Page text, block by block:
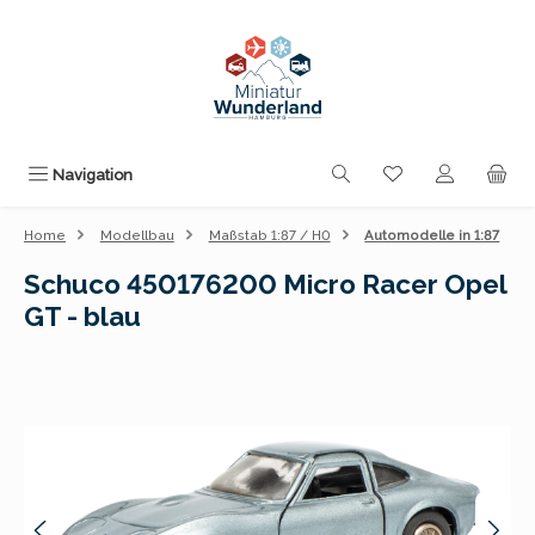
Navigation Du hast 0
Home Modellbau Maßstab 1:87 / H0 Automodelle in 1:87
Schuco 450176200 Micro Racer Opel
GT - blau